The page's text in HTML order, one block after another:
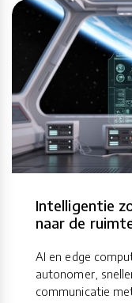
Intelligentie
naar de
AI en edge
autonomer,
communicatie